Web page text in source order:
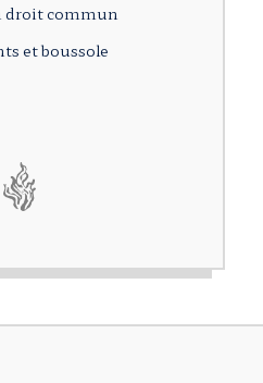
droit commun
et boussole